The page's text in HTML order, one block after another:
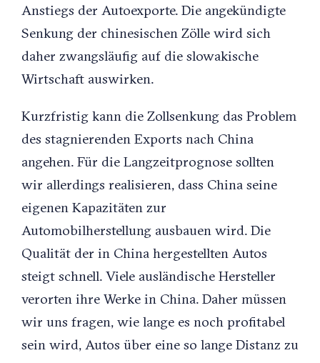
Anstiegs der Autoexporte. Die angekündigte
Senkung der chinesischen Zölle wird sich
daher zwangsläufig auf die slowakische
Wirtschaft auswirken.
Kurzfristig kann die Zollsenkung das Problem
des stagnierenden Exports nach China
angehen. Für die Langzeitprognose sollten
wir allerdings realisieren, dass China seine
eigenen Kapazitäten zur
Automobilherstellung ausbauen wird. Die
Qualität der in China hergestellten Autos
steigt schnell. Viele ausländische Hersteller
verorten ihre Werke in China. Daher müssen
wir uns fragen, wie lange es noch profitabel
sein wird, Autos über eine so lange Distanz zu